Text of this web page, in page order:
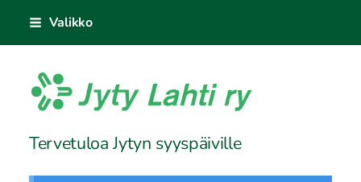
sisältöön
Valikko
Jyty Lahti ry
Tervetuloa Jytyn syyspäiville